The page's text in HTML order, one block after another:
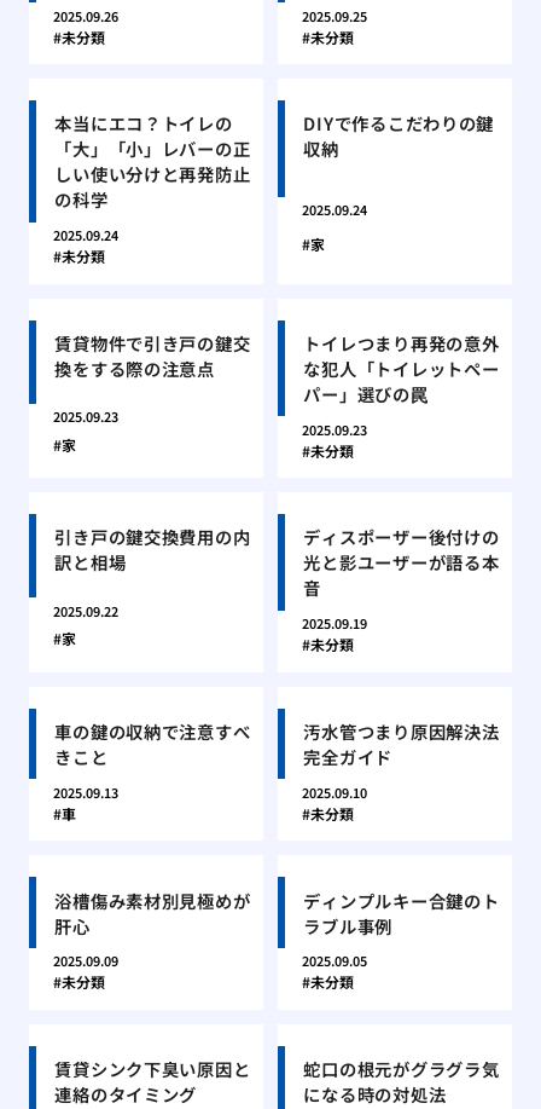
2025.09.26
未分類
2025.09.25
未分類
本当にエコ？トイレの
「大」「小」レバーの正
しい使い分けと再発防止
の科学
2025.09.24
未分類
DIYで作るこだわりの鍵
収納
2025.09.24
家
賃貸物件で引き戸の鍵交
換をする際の注意点
2025.09.23
家
トイレつまり再発の意外
な犯人「トイレットペー
パー」選びの罠
2025.09.23
未分類
引き戸の鍵交換費用の内
訳と相場
2025.09.22
家
ディスポーザー後付けの
光と影ユーザーが語る本
音
2025.09.19
未分類
車の鍵の収納で注意すべ
きこと
2025.09.13
車
汚水管つまり原因解決法
完全ガイド
2025.09.10
未分類
浴槽傷み素材別見極めが
肝心
2025.09.09
未分類
ディンプルキー合鍵のト
ラブル事例
2025.09.05
未分類
賃貸シンク下臭い原因と
連絡のタイミング
蛇口の根元がグラグラ気
になる時の対処法